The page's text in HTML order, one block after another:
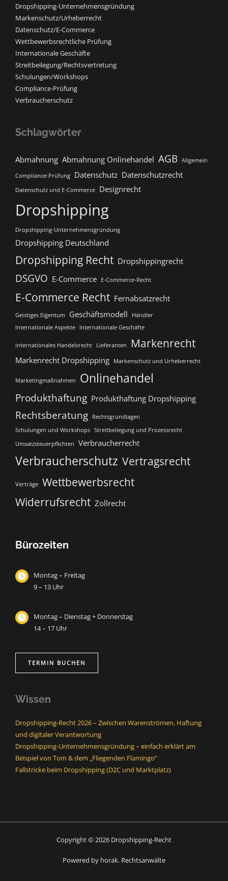
Dropshipping-Unternehmensgründung
Markenschutz/Urheberrecht
Datenschutz/E-Commerce
Wettbewerbsrechtliche Prüfung
Internationale Geschäfte
Streitbeilegung/Rechtsvertretung
Schulungen/Workshops
Compliance-Prüfung
Verbraucherschutz
Schlagwörter
Abmahnung Abmahnung Onlinehandel AGB Allgemein
Compliance-Prüfung Datenschutz Datenschutzrecht
Datenschutz und E-Commerce Designrecht
Dropshipping
Dropshipping-Unternehmensgründung
Dropshipping Deutschland
Dropshipping Recht Dropshippingrecht
DSGVO E-Commerce E-Commerce-Recht
E-Commerce Recht Fernabsatzrecht
Geistiges Eigentum Geschäftsmodell
Händler
Internationale Aspekte
Internationale Geschäfte
Internationales Handelsrecht Lieferanten Markenrecht
Markenrecht Dropshipping Markenschutz und Urheberrecht
Marketingmaßnahmen Onlinehandel
Produkthaftung Produkthaftung Dropshipping
Rechtsberatung
Rechtsgrundlagen
Schulungen und Workshops Streitbeilegung und Prozessrecht​
Umsatzsteuerpflichten
Verbraucherrecht
Verbraucherschutz Vertragsrecht
Verträge Wettbewerbsrecht
Widerrufsrecht Zollrecht
Bürozeiten
Montag – Freitag
9 – 13 Uhr
Montag – Dienstag + Donnerstag
14 – 17 Uhr
TERMIN BUCHEN
Wissen
Dropshipping-Recht 2026 – Zwischen Warenströmen, Haftung
und digitaler Verantwortung
Dropshipping-Unternehmensgründung – einfach erklärt am
Beispiel von Tom & dem „Fliegenden Flamingo“
Fallstricke beim Dropshipping (D2C und Marktplatz)
Copyright © 2026 Dropshipping-Recht
Powered by horak. Rechtsanwälte